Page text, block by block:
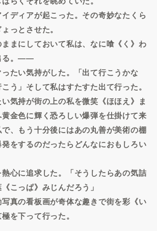
ディアが起こった。その奇妙なたくら
っとさせた。
にしておいて私は、なに喰《く》わ
る。――
たい気持がした。「出て行こうかな
う」そして私はすたすた出て行った。
気持が街の上の私を微笑《ほほえ》ま
金色に輝く恐ろしい爆弾を仕掛けて来
、もう十分後にはあの丸善が美術の棚
をするのだったらどんなにおもしろい
心に追求した。「そうしたらあの気詰
こっぱ》みじんだろう」
真の看板画が奇体な趣きで街を彩《い
を下って行った。